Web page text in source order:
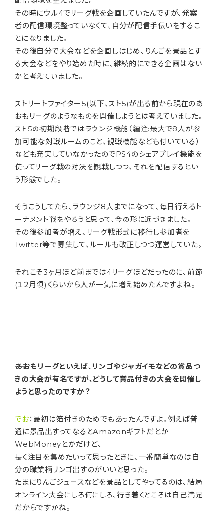
その時にウル4でリーグ戦を企画していたんですが、発案
者の配信環境整っていなくて、自分が配信手伝いをするこ
とになりました。
その後自分で大会などを企画しはじめ、りんごを景品とす
る大会などをやり始めた時に、継続的にできる企画はない
かと考えていました。
ストリートファイター5(以下、スト5)が出る前から現在のあ
おもリーグのようなものを開催しようとは考えていました。
スト5の初期段階ではラウンジ機能（編注:最大で8人が参
加可能な対戦ルームのこと、観戦機能なども付いている）
なども充実していなかったのでPS4のシェアプレイ機能を
使ってリーグ戦の対決を観戦しつつ、それを配信するとい
う形態でした。
そうこうしてたら、ラウンジ8人までになって、毎日行えるト
ーナメント戦をやろうと思って、今の形に近づきました。
その後参加者が増え、リーグ戦形式に移行し参加者を
Twitter等で募集して、ルールも改正しつつ運営していた。
それこそ3ヶ月ほど前までは4リーグほどだったのに、前節
(１２月頃)くらいから人が一気に増え始めたんですよね。
――あおもリーグといえば、リンゴやジャガイモなどの賞品つ
きの大会が有名ですが、どうして賞品付きの大会を開催し
ようと思ったのですか？
でお：最初は箔付きのためでもあったんですよ。例えば普
通に景品出すってなるとAmazonギフトだとか
WebMoneyとかだけど、
長く注目を集めたいって思ったときに、一番簡単なのは自
分の職業柄リンゴ出すのがいいと思った。
たまにりんごジュースなどを景品としてやってるのは、結局
オンライン大会にしろ何にしろ、行き着くところは自己満足
だからですかね。